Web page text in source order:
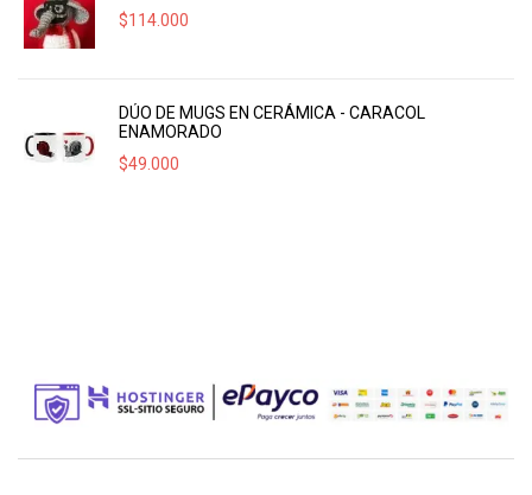
$114.000
DÚO DE MUGS EN CERÁMICA - CARACOL
ENAMORADO
$49.000